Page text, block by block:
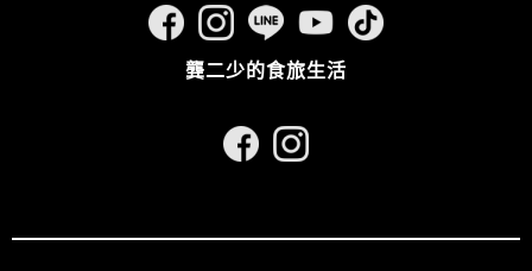
龔二少的食旅生活